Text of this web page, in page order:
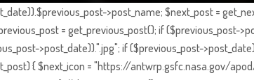
>post_name; $next_post =
= get_previous_post(); if ($previous_post-
>post_date)).".jpg"; if ($previous_post-
{ $next_icon = "https://antwrp.gsfc.nasa.gov/